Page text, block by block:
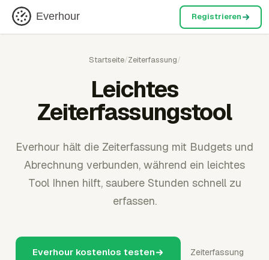
Everhour Registrieren
Startseite/Zeiterfassung/
Leichtes
Zeiterfassungstool
Everhour hält die Zeiterfassung mit Budgets und
Abrechnung verbunden, während ein leichtes
Tool Ihnen hilft, saubere Stunden schnell zu
erfassen.
Everhour kostenlos testen Zeiterfassung